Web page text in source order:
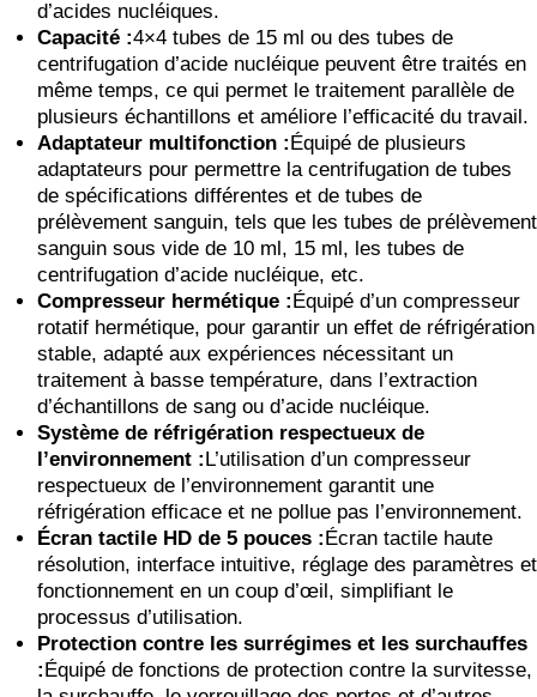
d’acides nucléiques.
Capacité :4×4 tubes de 15 ml ou des tubes de
centrifugation d’acide nucléique peuvent être traités en
même temps, ce qui permet le traitement parallèle de
plusieurs échantillons et améliore l’efficacité du travail.
Adaptateur multifonction :Équipé de plusieurs
adaptateurs pour permettre la centrifugation de tubes
de spécifications différentes et de tubes de
prélèvement sanguin, tels que les tubes de prélèvement
sanguin sous vide de 10 ml, 15 ml, les tubes de
centrifugation d’acide nucléique, etc.
Compresseur hermétique :Équipé d’un compresseur
rotatif hermétique, pour garantir un effet de réfrigération
stable, adapté aux expériences nécessitant un
traitement à basse température, dans l’extraction
d’échantillons de sang ou d’acide nucléique.
Système de réfrigération respectueux de
l’environnement :L’utilisation d’un compresseur
respectueux de l’environnement garantit une
réfrigération efficace et ne pollue pas l’environnement.
Écran tactile HD de 5 pouces :Écran tactile haute
résolution, interface intuitive, réglage des paramètres et
fonctionnement en un coup d’œil, simplifiant le
processus d’utilisation.
Protection contre les surrégimes et les surchauffes
:Équipé de fonctions de protection contre la survitesse,